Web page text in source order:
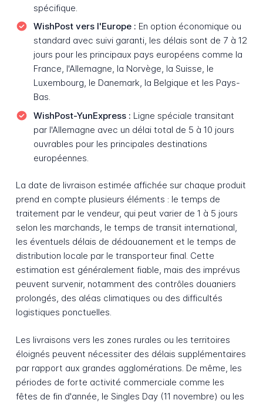
spécifique.
WishPost vers l'Europe : En option économique ou
standard avec suivi garanti, les délais sont de 7 à 12
jours pour les principaux pays européens comme la
France, l'Allemagne, la Norvège, la Suisse, le
Luxembourg, le Danemark, la Belgique et les Pays-
Bas.
WishPost-YunExpress : Ligne spéciale transitant
par l'Allemagne avec un délai total de 5 à 10 jours
ouvrables pour les principales destinations
européennes.
La date de livraison estimée affichée sur chaque produit
prend en compte plusieurs éléments : le temps de
traitement par le vendeur, qui peut varier de 1 à 5 jours
selon les marchands, le temps de transit international,
les éventuels délais de dédouanement et le temps de
distribution locale par le transporteur final. Cette
estimation est généralement fiable, mais des imprévus
peuvent survenir, notamment des contrôles douaniers
prolongés, des aléas climatiques ou des difficultés
logistiques ponctuelles.
Les livraisons vers les zones rurales ou les territoires
éloignés peuvent nécessiter des délais supplémentaires
par rapport aux grandes agglomérations. De même, les
périodes de forte activité commerciale comme les
fêtes de fin d'année, le Singles Day (11 novembre) ou les